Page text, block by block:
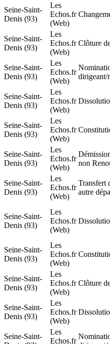
Seine-Saint-
Denis (93)
Les
Echos.fr
(Web)
Seine-Saint-
Denis (93)
Les
Echos.fr
(Web)
Clôture
Seine-Saint-
Denis (93)
Les
Echos.fr
(Web)
dirigeant/
Seine-Saint-
Denis (93)
Les
Echos.fr
(Web)
Seine-Saint-
Denis (93)
Les
Echos.fr
(Web)
Seine-Saint-
Denis (93)
Les
Echos.fr
(Web)
non
Seine-Saint-
Denis (93)
Les
Echos.fr
(Web)
Transfert
autre
Seine-Saint-
Denis (93)
Les
Echos.fr
(Web)
Seine-Saint-
Denis (93)
Les
Echos.fr
(Web)
Seine-Saint-
Denis (93)
Les
Echos.fr
(Web)
Clôture
Seine-Saint-
Denis (93)
Les
Echos.fr
(Web)
Seine-Saint-
Les
Echos.fr